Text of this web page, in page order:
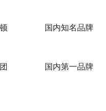
国内知名品牌
国内第一品牌